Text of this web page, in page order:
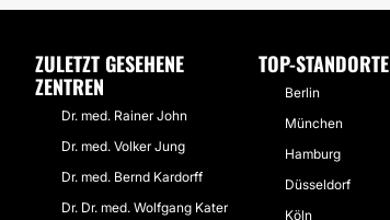
ZULETZT GESEHENE
ZENTREN
Dr. med. Rainer John
Dr. med. Volker Jung
Dr. med. Bernd Kardorff
Dr. Dr. med. Wolfgang Kater
TOP-STANDORTE
Berlin
München
Hamburg
Düsseldorf
Köln